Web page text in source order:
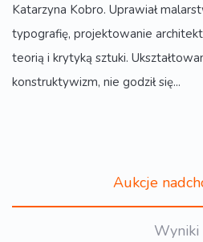
Katarzyna Kobro. Uprawiał
typografię, projektowanie
teorią i krytyką sztuki.
konstruktywizm, nie godził się...
Aukcje
Wyniki